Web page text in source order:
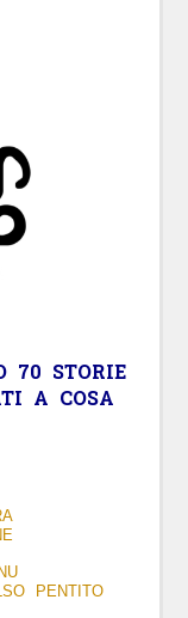
70 STORIE
A COSA
PENTITO